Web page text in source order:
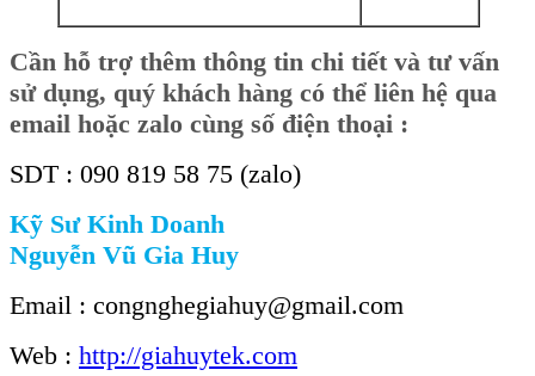
Cần hỗ trợ thêm thông tin chi tiết và tư vấn
sử dụng, quý khách hàng có thể liên hệ qua
email hoặc zalo cùng số điện thoại :
SDT : 090 819 58 75 (zalo)
Kỹ Sư Kinh Doanh
Nguyễn Vũ Gia Huy
Email : congnghegiahuy@gmail.com
Web : http://giahuytek.com